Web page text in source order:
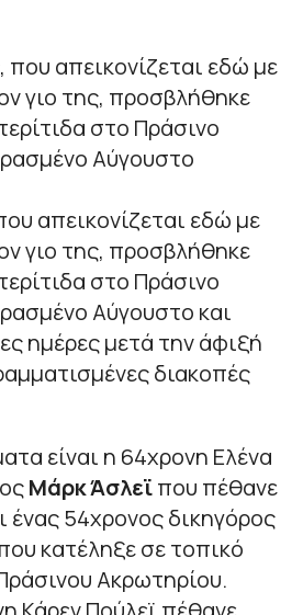
απεικονίζεται εδώ με
γιο της, προσβλήθηκε
στο Πράσινο
Αύγουστο και
ημέρες μετά την άφιξή
διακοπές
είναι η 64χρονη Ελένα
Μάρκ Άσλεϊπου πέθανε
ένας 54χρονος δικηγόρος
κατέληξε σε τοπικό
Ακρωτηρίου.